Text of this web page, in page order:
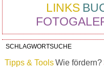
LINKS
SCHLAGWORTSUCHE
Tipps & Tools Wie fördern?